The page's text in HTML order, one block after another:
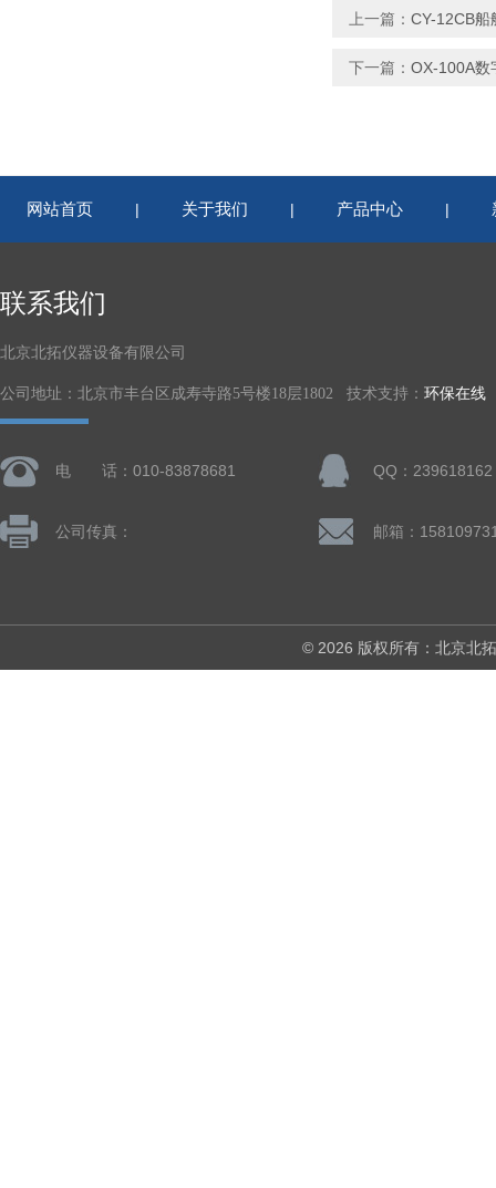
上一篇： CY-12CB船
下一篇： OX-100A数
网站首页 | 关于我们 | 产品中心 |
联系我们
北京北拓仪器设备有限公司
公司地址：北京市丰台区成寿寺路5号楼18层1802 技术支持： 环保在线
电 话：010-83878681 QQ：239618162
公司传真：
© 2026 版权所有：北京北